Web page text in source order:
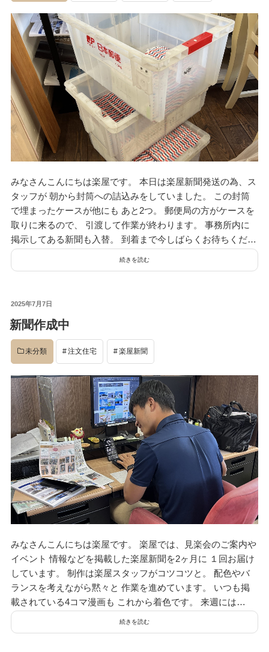
みなさんこんにちは楽屋です。 本日は楽屋新聞発送の為、ス
タッフが 朝から封筒への詰込みをしていました。 この封筒
で埋まったケースが他にも あと2つ。 郵便局の方がケースを
取りに来るので、 引渡して作業が終わります。 事務所内に
掲示してある新聞も入替。 到着まで今しばらくお待ちくだ…
続きを読む
投
日:
2025年7月7日
新聞作成中
未分類 注文住宅 楽屋新聞
みなさんこんにちは楽屋です。 楽屋では、見楽会のご案内や
イベント 情報などを掲載した楽屋新聞を2ヶ月に １回お届け
しています。 制作は楽屋スタッフがコツコツと。 配色やバ
ランスを考えながら黙々と 作業を進めています。 いつも掲
載されている4コマ漫画も これから着色です。 来週には…
続きを読む
工事中
設計
社長のコラム
デザイン
施工グループ
新商品
ホームページ
未分類